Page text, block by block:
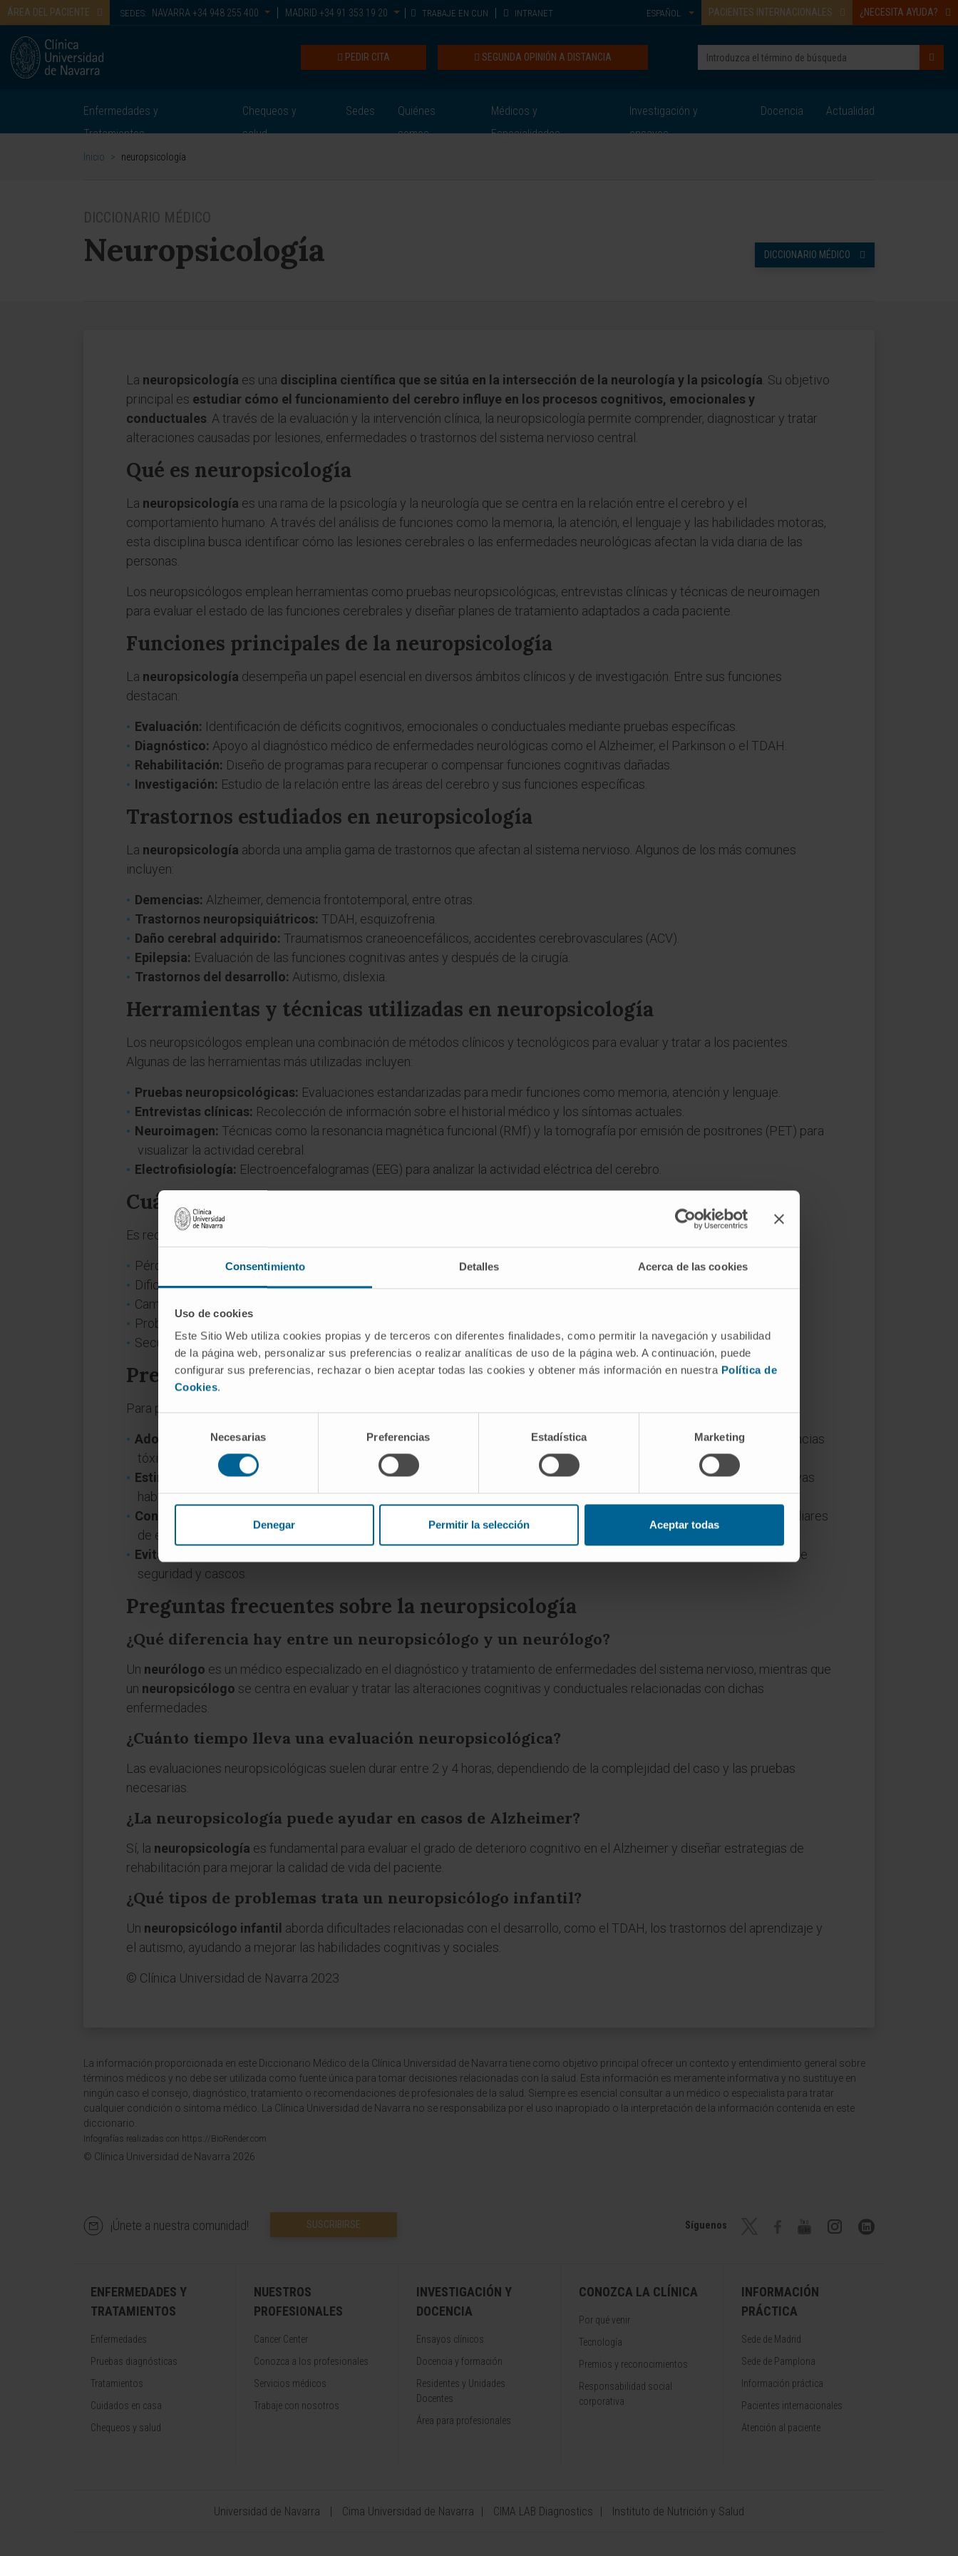
Consentimiento Detalles Acerca de las cookies
Uso de cookies
Este Sitio Web utiliza cookies propias y de terceros con diferentes finalidades, como permitir la navegación y usabilidad
de la página web, personalizar sus preferencias o realizar analíticas de uso de la página web. A continuación, puede
configurar sus preferencias, rechazar o bien aceptar todas las cookies y obtener más información en nuestra Política de
Cookies.
de
consentimiento
Necesarias Preferencias Estadística Marketing
Denegar Permitir la selección Aceptar todas
ÁREA DEL PACIENTE SEDES: NAVARRA +34 948 255 400 MADRID +34 91 353 19 20 TRABAJE EN CUN INTRANET PACIENTES INTERNACIONALES ¿NECESITA AYUDA?
ESPAÑOL
SEGUNDA OPINIÓN A DISTANCIA
PEDIR CITA
Enfermedades y
Tratamientos
Chequeos y
salud
Sedes
Quiénes
somos
Médicos y
Especialidades
Investigación y
ensayos
Docencia Actualidad
Inicio > neuropsicología
DICCIONARIO MÉDICO
Neuropsicología DICCIONARIO MÉDICO
La neuropsicología es una disciplina científica que se sitúa en la intersección de la neurología y la psicología . Su objetivo
principal es estudiar cómo el funcionamiento del cerebro influye en los procesos cognitivos, emocionales y
conductuales . A través de la evaluación y la intervención clínica, la neuropsicología permite comprender, diagnosticar y tratar
alteraciones causadas por lesiones, enfermedades o trastornos del sistema nervioso central.
Qué es neuropsicología
La neuropsicología es una rama de la psicología y la neurología que se centra en la relación entre el cerebro y el
comportamiento humano. A través del análisis de funciones como la memoria, la atención, el lenguaje y las habilidades motoras,
esta disciplina busca identificar cómo las lesiones cerebrales o las enfermedades neurológicas afectan la vida diaria de las
personas.
Los neuropsicólogos emplean herramientas como pruebas neuropsicológicas, entrevistas clínicas y técnicas de neuroimagen
para evaluar el estado de las funciones cerebrales y diseñar planes de tratamiento adaptados a cada paciente.
Funciones principales de la neuropsicología
La neuropsicología desempeña un papel esencial en diversos ámbitos clínicos y de investigación. Entre sus funciones
destacan:
Evaluación: Identificación de déficits cognitivos, emocionales o conductuales mediante pruebas específicas.
Diagnóstico: Apoyo al diagnóstico médico de enfermedades neurológicas como el Alzheimer, el Parkinson o el TDAH.
Rehabilitación: Diseño de programas para recuperar o compensar funciones cognitivas dañadas.
Investigación: Estudio de la relación entre las áreas del cerebro y sus funciones específicas.
Trastornos estudiados en neuropsicología
La neuropsicología aborda una amplia gama de trastornos que afectan al sistema nervioso. Algunos de los más comunes
incluyen:
Demencias: Alzheimer, demencia frontotemporal, entre otras.
Trastornos neuropsiquiátricos: TDAH, esquizofrenia.
Daño cerebral adquirido: Traumatismos craneoencefálicos, accidentes cerebrovasculares (ACV).
Epilepsia: Evaluación de las funciones cognitivas antes y después de la cirugía.
Trastornos del desarrollo: Autismo, dislexia.
Herramientas y técnicas utilizadas en neuropsicología
Los neuropsicólogos emplean una combinación de métodos clínicos y tecnológicos para evaluar y tratar a los pacientes.
Algunas de las herramientas más utilizadas incluyen:
Pruebas neuropsicológicas: Evaluaciones estandarizadas para medir funciones como memoria, atención y lenguaje.
Entrevistas clínicas: Recolección de información sobre el historial médico y los síntomas actuales.
Neuroimagen: Técnicas como la resonancia magnética funcional (RMf) y la tomografía por emisión de positrones (PET) para
visualizar la actividad cerebral.
Electrofisiología: Electroencefalogramas (EEG) para analizar la actividad eléctrica del cerebro.
Cuándo acudir al médico
Es recomendable consultar a un especialista en
Pérdida de memoria persistente.
Dificultades en el habla o la comprensión.
Cambios drásticos en el comportamiento o la personalidad.
Problemas de atención o concentración.
Secuelas cognitivas tras un traumatismo craneoencefálico o un ACV.
Precauciones y cuidados
Para prevenir o minimizar los riesgos de alteraciones cognitivas y conductuales, se recomienda:
Adoptar hábitos saludables:
Mantener una dieta equilibrada, hacer ejercicio físico regular y evitar el consumo de sustancias
tóxicas.
Estimulación cognitiva:
Realizar actividades que fomenten el aprendizaje, como leer, resolver acertijos o aprender nuevas
habilidades.
Control médico periódico:
Especialmente en personas con factores de riesgo como hipertensión o antecedentes familiares
de enfermedades neurológicas.
Evitar lesiones:
Usar medidas de seguridad para prevenir traumatismos craneoencefálicos, como el uso de cinturones de
seguridad y cascos.
Preguntas frecuentes sobre la neuropsicología
¿Qué diferencia hay entre un neuropsicólogo y un neurólogo?
Un neurólogo es un médico especializado en el diagnóstico y tratamiento de enfermedades del sistema nervioso, mientras que
un neuropsicólogo se centra en evaluar y tratar las alteraciones cognitivas y conductuales relacionadas con dichas
enfermedades.
¿Cuánto tiempo lleva una evaluación neuropsicológica?
Las evaluaciones neuropsicológicas suelen durar entre 2 y 4 horas, dependiendo de la complejidad del caso y las pruebas
necesarias.
¿La neuropsicología puede ayudar en casos de Alzheimer?
Sí, la neuropsicología es fundamental para evaluar el grado de deterioro cognitivo en el Alzheimer y diseñar estrategias de
rehabilitación para mejorar la calidad de vida del paciente.
¿Qué tipos de problemas trata un neuropsicólogo infantil?
Un neuropsicólogo infantil aborda dificultades relacionadas con el desarrollo, como el TDAH, los trastornos del aprendizaje y
el autismo, ayudando a mejorar las habilidades cognitivas y sociales.
© Clínica Universidad de Navarra 2023
La información proporcionada en este Diccionario Médico de la Clínica Universidad de Navarra tiene como objetivo principal ofrecer un contexto y entendimiento general sobre
términos médicos y no debe ser utilizada como fuente única para tomar decisiones relacionadas con la salud. Esta información es meramente informativa y no sustituye en
ningún caso el consejo, diagnóstico, tratamiento o recomendaciones de profesionales de la salud. Siempre es esencial consultar a un médico o especialista para tratar
cualquier condición o síntoma médico. La Clínica Universidad de Navarra no se responsabiliza por el uso inapropiado o la interpretación de la información contenida en este
diccionario.
Infografías realizadas con https://BioRender.com
© Clínica Universidad de Navarra 2026
¡Únete a nuestra comunidad! SUSCRIBIRSE Síguenos
ENFERMEDADES Y
TRATAMIENTOS
Enfermedades
Pruebas diagnósticas
Tratamientos
Cuidados en casa
Chequeos y salud
NUESTROS
PROFESIONALES
Cancer Center
Conozca a los profesionales
Servicios médicos
Trabaje con nosotros
INVESTIGACIÓN Y
DOCENCIA
Ensayos clínicos
Docencia y formación
Residentes y Unidades
Docentes
Área para profesionales
CONOZCA LA CLÍNICA
Por qué venir
Tecnología
Premios y reconocimientos
Responsabilidad social
corporativa
INFORMACIÓN
PRÁCTICA
Sede de Madrid
Sede de Pamplona
Información práctica
Pacientes internacionales
Atención al paciente
Universidad de Navarra Cima Universidad de Navarra CIMA LAB Diagnostics Instituto de Nutrición y Salud